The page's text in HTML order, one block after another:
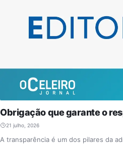
Obrigação que garante o
21 julho, 2026
A transparência é um dos pilares da